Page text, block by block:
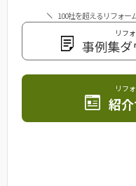
100社を超えるリフォー
リフ
事例集
リフ
紹